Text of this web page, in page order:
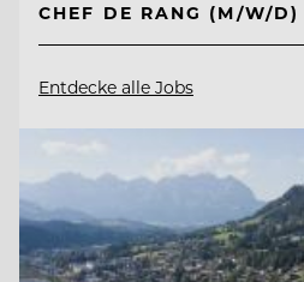
CHEF DE RANG (M/W/D)
Entdecke alle Jobs